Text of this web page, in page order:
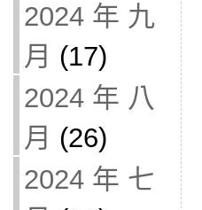
2024 年 九
月 (17)
2024 年 八
月 (26)
2024 年 七